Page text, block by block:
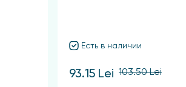
Есть в наличии
93.15 Lei 103.50 Lei